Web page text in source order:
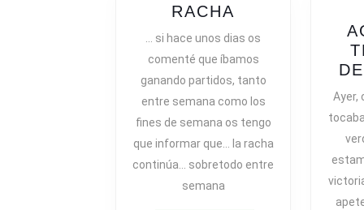
RACHA
LA
RACHA
… si hace unos dias os
comenté que íbamos
ganando partidos, tanto
entre semana como los
fines de semana os tengo
que informar que… la racha
continúa… sobretodo entre
semana
Ayer,